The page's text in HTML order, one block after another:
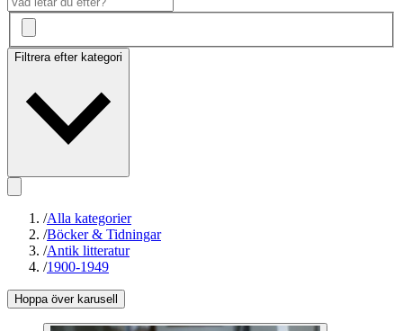
Filtrera efter kategori
/Alla kategorier
/Böcker & Tidningar
/Antik litteratur
/1900-1949
Hoppa över karusell